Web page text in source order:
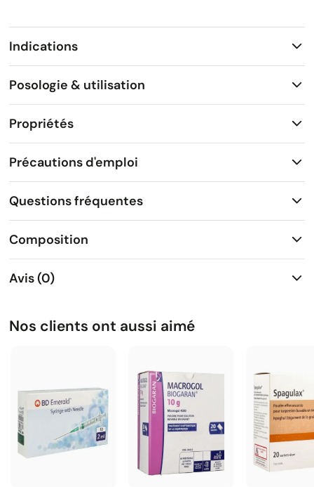
Indications
Posologie & utilisation
Propriétés
Précautions d'emploi
Questions fréquentes
Composition
Avis (0)
Nos clients ont aussi aimé